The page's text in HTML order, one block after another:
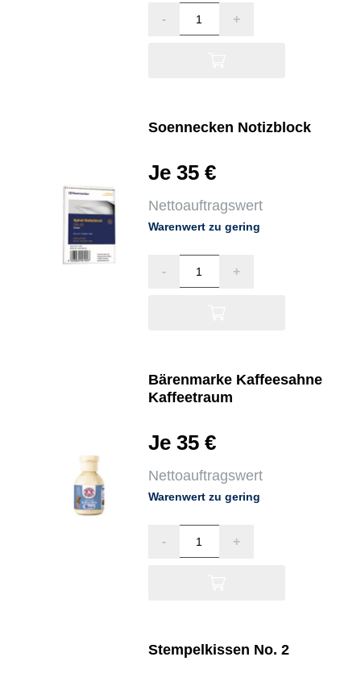
- +
Soennecken Notizblock
Je 35 €
Nettoauftragswert
Warenwert zu gering
- +
Bärenmarke Kaffeesahne
Kaffeetraum
Je 35 €
Nettoauftragswert
Warenwert zu gering
- +
Stempelkissen No. 2